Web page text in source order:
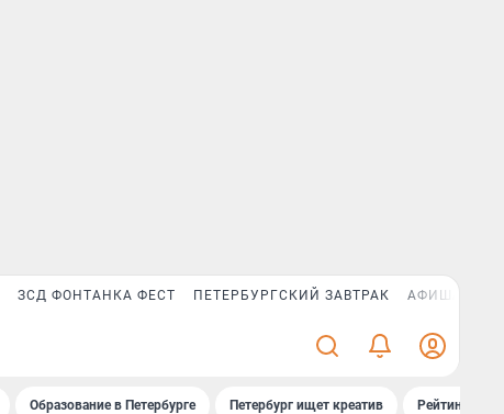
ЗСД ФОНТАНКА ФЕСТ ПЕТЕРБУРГСКИЙ ЗАВТРАК АФИША PLUS
Образование в Петербурге Петербург ищет креатив Рейтинги